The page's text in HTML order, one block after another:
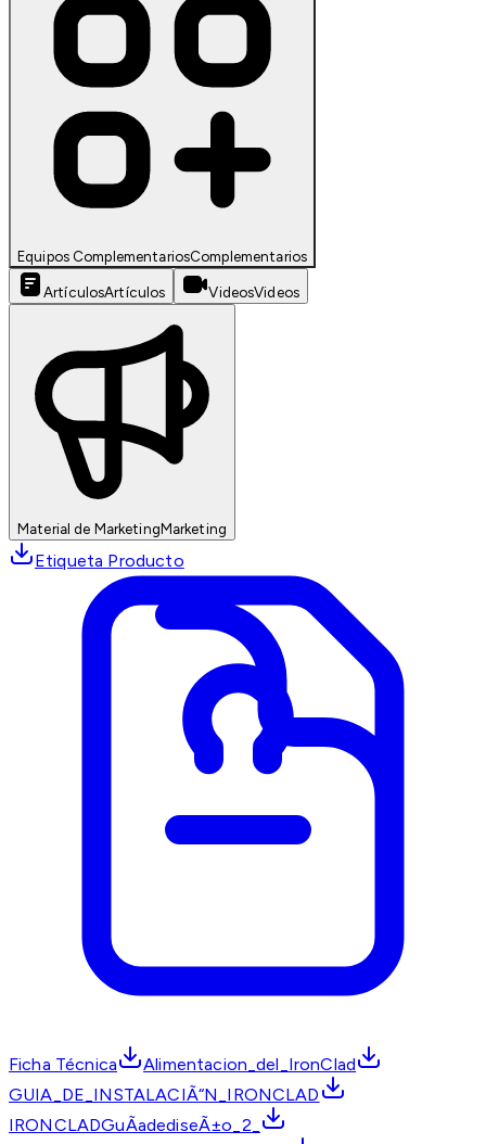
Equipos ComplementariosComplementarios
ArtículosArtículos VideosVideos
Material de MarketingMarketing
Etiqueta Producto
Ficha Técnica
Alimentacion_del_IronClad
GUIA_DE_INSTALACIÃ“N_IRONCLAD
IRONCLADGuÃ­adediseÃ±o_2_